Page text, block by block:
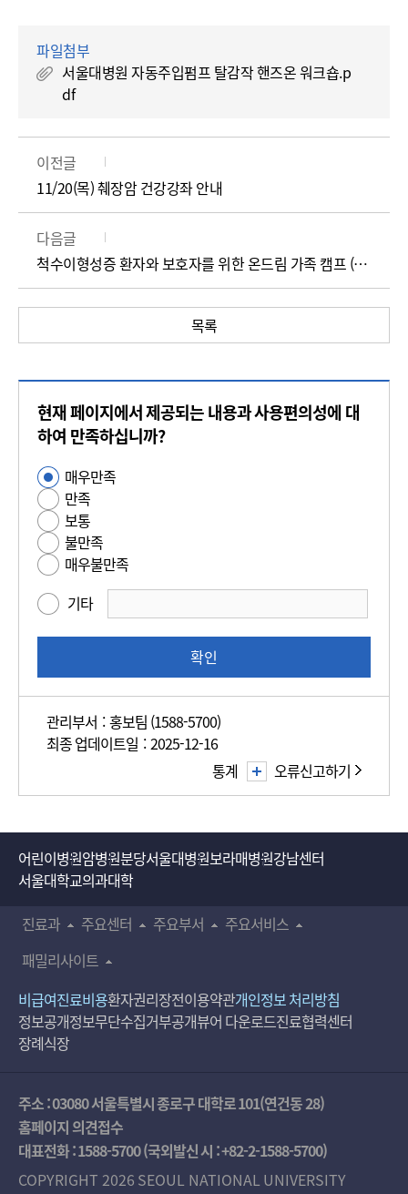
파일첨부
서울대병원 자동주입펌프 탈감작 핸즈온 워크숍.p
df
이전글
11/20(목) 췌장암 건강강좌 안내
다음글
척수이형성증 환자와 보호자를 위한 온드림 가족 캠프 (어린이병원)
목록
현재 페이지에서 제공되는 내용과 사용편의성에 대
하여 만족하십니까?
사
용
편
의
성
족
사
매우만족
만족
보통
불만족
매우불만족
기타
확인
관리부서 : 홍보팀 (1588-5700)
최종 업데이트일 : 2025-12-16
오류신고하기
통계
어린이병원암병원분당서울대병원보라매병원강남센터
서울대학교의과대학
진료과
주요센터 주요부서
주요서비스
패밀리사이트
비급여진료비용환자권리장전이용약관개인정보 처리방침
정보공개정보무단수집거부공개뷰어 다운로드진료협력센터
장례식장
주소 : 03080 서울특별시 종로구 대학로 101(연건동 28)
홈페이지 의견접수
대표전화 :1588-5700(국외발신 시 :+82-2-1588-5700)
COPYRIGHT 2026 SEOUL NATIONAL UNIVERSITY